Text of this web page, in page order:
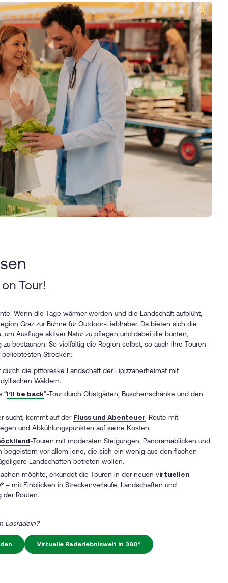
Tour!
Wenn die Tage wärmer werden und die Landschaft aufblüht,
Graz zur Bühne für Outdoor-Liebhaber. Da bieten sich die
um Ausflüge aktiver Natur zu pflegen und dabei die bunten,
bestaunen. So vielfältig die Region selbst, so auch ihre Touren -
Strecken:
durch die pittoreske Landschaft der Lipizzanerheimat mit
Wäldern.
“I’ll be back”-Tourdurch Obstgärten, Buschenschänke und den
sucht, kommt auf der Fluss und Abenteuer-Route mit
und Abkühlungspunkten auf seine Kosten.
-Touren mit moderaten Steigungen, Panoramablicken und
begeistern vor allem jene, die sich ein wenig aus den flachen
Landschaften betreten wollen.
möchte, erkundet die Touren in der neuen virtuellen
– mit Einblicken in Streckenverläufe, Landschaften und
der Routen.
Losradeln?
Virtuelle Raderlebniswelt in 360°